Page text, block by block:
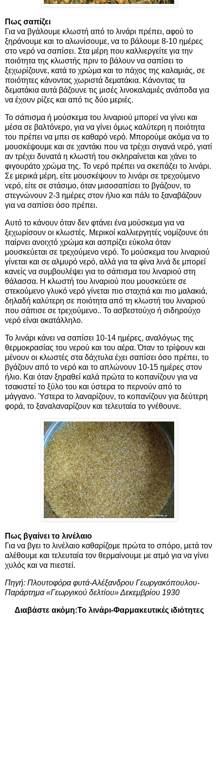
Πως σαπίζει
Για να βγάλουμε κλωστή από το λινάρι πρέπει, αφού το
ξηράνουμε και το αλωνίσουμε, να το βάλουμε 8-10 ημέρες
στο νερό να σαπίσει. Στα μέρη που καλλιεργείτε για την
ποιότητα της κλωστής πριν το βάλουν να σαπίσει το
ξεχωρίζουνε, κατά το χρώμα και το πάχος της καλαμιάς, σε
ποιότητες κάνοντας χωριστά δεματάκια. Κάνοντας τα
δεματάκια αυτά βάζουνε τις μισές λινοκαλαμιές ανάποδα για
να έχουν ρίζες και από τις δύο μεριές.
Το σάπισμα ή μούσκεμα του λιναριού μπορεί να γίνει και
μέσα σε βαλτόνερο, για να γίνει όμως καλύτερη η ποιότητα
του πρέπει να μπει σε καθαρό νερό. Μπορούμε ακόμα να το
μουσκέψουμε και σε χαντάκι που να τρέχει σιγανά νερό, γιατί
αν τρέχει δυνατά η κλωστή του σκληραίνεται και χάνει το
φιγουράτο χρώμα της. Το νερό πρέπει να σκεπάζει το λινάρι.
Σε μερικά μέρη, είτε μουσκέψουν το λινάρι σε τρεχούμενο
νερό, είτε σε στάσιμο, όταν μισοσαπίσει το βγάζουν, το
στεγνώνουν 2-3 ημέρες στον ήλιο και πάλι το ξαναβάζουν
για να σαπίσει όσο πρέπει.
Αυτό το κάνουν όταν δεν φτάνει ένα μούσκεμα για να
ξεχωρίσουν οι κλωστές. Μερικοί καλλιεργητές νομίζουνε ότι
παίρνει ανοιχτό χρώμα και ασπρίζει εύκολα όταν
μουσκεύεται σε τρεχούμενο νερό. Το μούσκεμα του λιναριού
γίνεται και σε αλμυρό νερό, αλλά για τα φίνα λινά δε μπορεί
κανείς να συμβουλέψει για το σάπισμα του λιναριού στη
θάλασσα. Η κλωστή του λιναριού που μουσκεύετε σε
στεκούμενο γλυκό νερό γίνεται πιο σταχτιά και πιο μαλακιά,
δηλαδή καλύτερη σε ποιότητα από τη κλωστή του λιναριού
που σάπισε σε τρεχούμενο.. Το ασβεστούχο ή σιδηρούχο
νερό είναι ακατάλληλο.
Το λινάρι κάνει να σαπίσει 10-14 ημέρες, αναλόγως της
θερμοκρασίας του νερού και του αέρα. Όταν το τρίψουν και
μένουν οι κλωστές στα δάχτυλα έχει σαπίσει όσο πρέπει, το
βγάζουν από το νερό και το απλώνουν 10-15 ημέρες στον
ήλιο. Και όταν ξηραθεί καλά πρώτα το κοπανίζουν για να
τσακιστεί το ξύλο του και ύστερα το περνούν από το
μάγγανο. Ύστερα το λαναρίζουν, το κοπανίζουν για δεύτερη
φορά, το ξαναλαναρίζουν και τελευταία το γνέθουνε.
Πως βγαίνει το λινέλαιο
Για να βγει το λινέλαιο καθαρίζομε πρώτα το σπόρο, μετά τον
αλέθουμε και τελευταία τον θερμαίνουμε με ατμό για να γίνει
χυλός και να πιεστεί.
Πηγή: Πλουτοφόρα φυτά-Αλέξανδρου Γεωργακόπουλου-
Παράρτημα «Γεωργικού δελτίου» Δεκεμβρίου 1930
Διαβάστε ακόμη:Το λινάρι-Φαρμακευτικές ιδιότητες